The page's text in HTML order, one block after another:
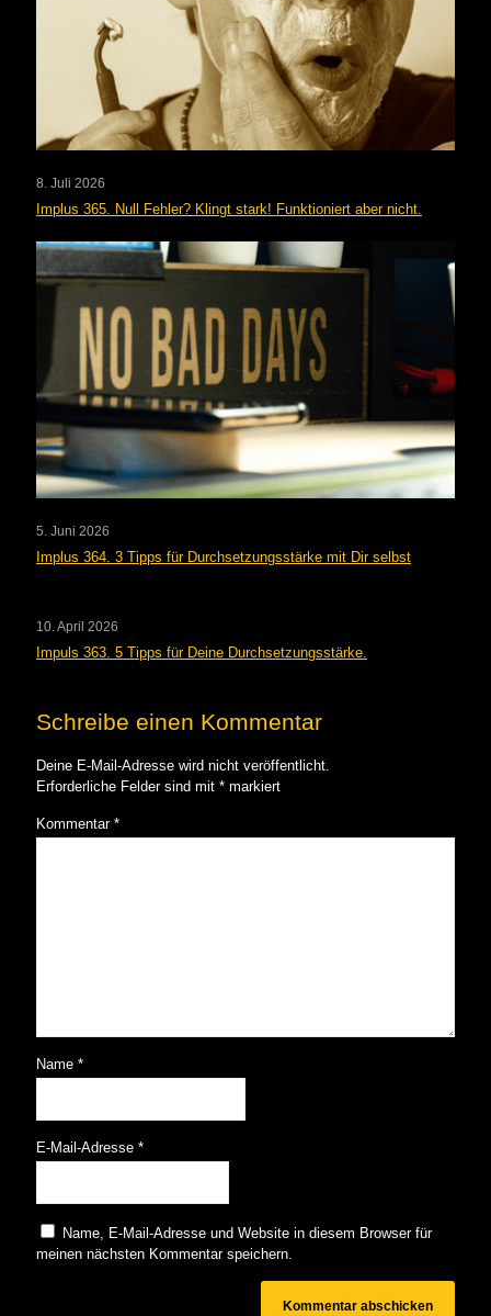
8. Juli 2026
Implus 365. Null Fehler? Klingt stark! Funktioniert aber nicht.
5. Juni 2026
Implus 364. 3 Tipps für Durchsetzungsstärke mit Dir selbst
10. April 2026
Impuls 363. 5 Tipps für Deine Durchsetzungsstärke.
Schreibe einen Kommentar
Deine E-Mail-Adresse wird nicht veröffentlicht.
Erforderliche Felder sind mit * markiert
Kommentar *
Name *
E-Mail-Adresse *
Name, E-Mail-Adresse und Website in diesem Browser für
meinen nächsten Kommentar speichern.